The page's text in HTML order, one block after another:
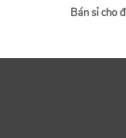
Bán sỉ cho